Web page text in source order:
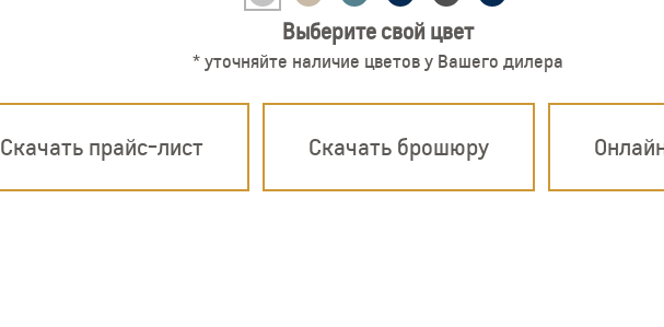
Выберите свой цвет
* уточняйте наличие цветов у Вашего дилера
Скачать прайс-лист Скачать брошюру